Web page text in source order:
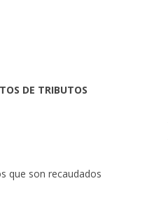
DE TRIBUTOS
que son recaudados